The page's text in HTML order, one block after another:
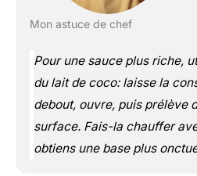
Mon astuce de chef
Pour une sauce plus riche,
du lait de coco: laisse la
debout, ouvre, puis prélève
surface. Fais-la chauffer
obtiens une base plus